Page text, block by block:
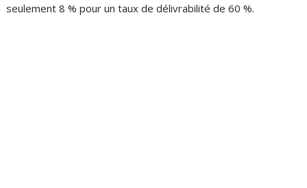
seulement 8 % pour un taux de délivrabilité de 60 %.